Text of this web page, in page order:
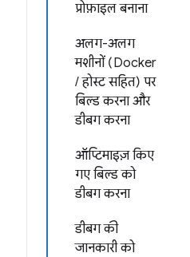
प्रोफ़ाइल बनाना
अलग-अलग
मशीनों (Docker
/ होस्ट सहित) पर
बिल्ड करना और
डीबग करना
ऑप्टिमाइज़ किए
गए बिल्ड को
डीबग करना
डीबग की
जानकारी को